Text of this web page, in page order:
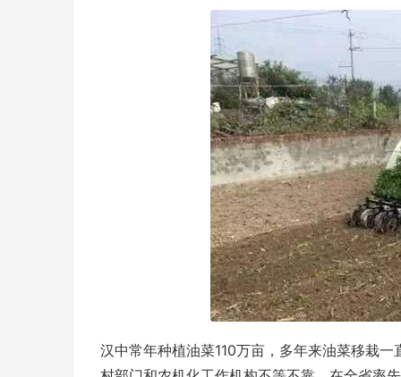
汉中常年种植油菜110万亩，多年来油菜移栽